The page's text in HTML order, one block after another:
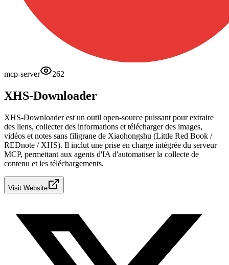
mcp-server 262
XHS-Downloader
XHS-Downloader est un outil open-source puissant pour extraire
des liens, collecter des informations et télécharger des images,
vidéos et notes sans filigrane de Xiaohongshu (Little Red Book /
REDnote / XHS). Il inclut une prise en charge intégrée du serveur
MCP, permettant aux agents d'IA d'automatiser la collecte de
contenu et les téléchargements.
Visit Website